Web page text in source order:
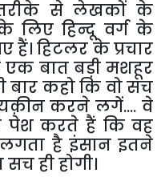
से लेखकों के
लिए हिन्दू वर्ग के
हैं। हिटलर केप्रचार
एक बात बड़ी मशहूर
बार कहोकि वोसच
करने लगें....वे
पेश करते हैं कि वह
लगता है इंसान इतने
सचहीहोगी।